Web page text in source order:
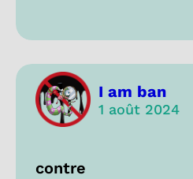
I am ban
1 août 2024
contre